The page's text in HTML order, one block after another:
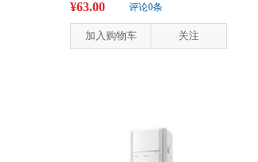
评论0条
¥63.00
加入购物车 关注